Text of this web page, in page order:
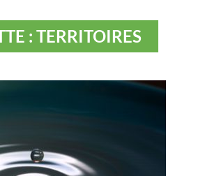
: TERRITOIRES